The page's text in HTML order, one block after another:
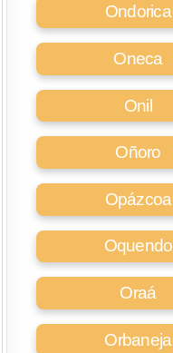
Ondorica
Oneca
Onil
Oñoro
Opázcoa
Oquendo
Oraá
Orbaneja